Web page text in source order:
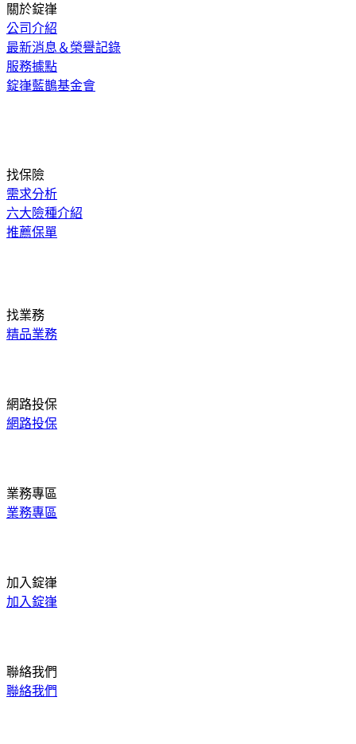
關於錠嵂
公司介紹
最新消息＆榮譽記錄
服務據點
錠嵂藍鵲基金會
找保險
需求分析
六大險種介紹
推薦保單
找業務
精品業務
網路投保
網路投保
業務專區
業務專區
加入錠嵂
加入錠嵂
聯絡我們
聯絡我們